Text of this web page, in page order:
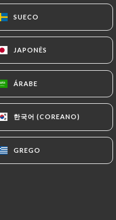
SUECO
JAPONÊS
ÁRABE
한국어 (COREANO)
GREGO
SUECO
JAPONÊS
ÁRABE
한국어 (COREANO)
GREGO